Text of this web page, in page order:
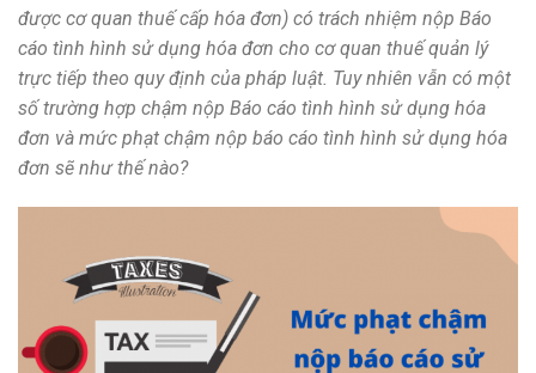
được cơ quan thuế cấp hóa đơn) có trách nhiệm nộp Báo
cáo tình hình sử dụng hóa đơn cho cơ quan thuế quản lý
trực tiếp theo quy định của pháp luật. Tuy nhiên vẫn có một
số trường hợp chậm nộp Báo cáo tình hình sử dụng hóa
đơn và mức phạt chậm nộp báo cáo tình hình sử dụng hóa
đơn sẽ như thế nào?